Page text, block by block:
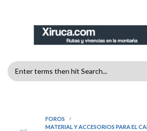
FORMULARIO
BÚSQUEDA
FOROS
MATERIAL Y ACCESORIOS PARA EL